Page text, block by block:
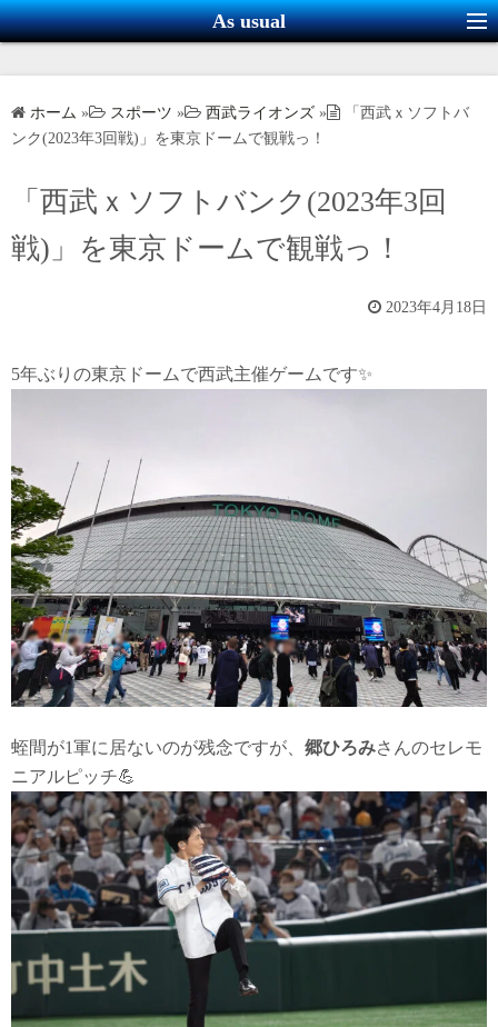
コ
ン
ツ
ッ
As usual
ホーム » スポーツ » 西武ライオンズ »
「西武ｘソフトバ
ンク(2023年3回戦)」を東京ドームで観戦っ！
「西武ｘソフトバンク(2023年3回
戦)」を東京ドームで観戦っ！
2023年4月18日
5年ぶりの東京ドームで西武主催ゲームです✨
蛭間が1軍に居ないのが残念ですが、 郷ひろみさんのセレモ
ニアルピッチ💪